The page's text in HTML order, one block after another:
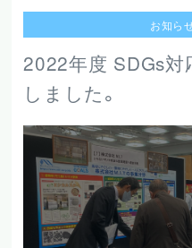
お知ら
2022年度 SDGs対
しました。